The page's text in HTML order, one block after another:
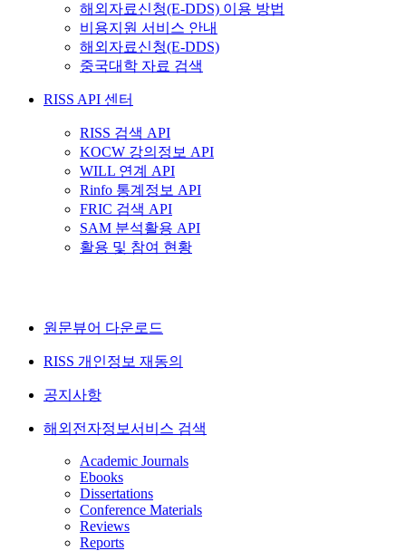
해외자료신청(E-DDS) 이용 방법
비용지원 서비스 안내
해외자료신청(E-DDS)
중국대학 자료 검색
RISS API 센터
RISS 검색 API
KOCW 강의정보 API
WILL 연계 API
Rinfo 통계정보 API
FRIC 검색 API
SAM 분석활용 API
활용 및 참여 현황
원문뷰어 다운로드
RISS 개인정보 재동의
공지사항
해외전자정보서비스 검색
Academic Journals
Ebooks
Dissertations
Conference Materials
Reviews
Reports